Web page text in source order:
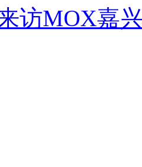
访MOX嘉